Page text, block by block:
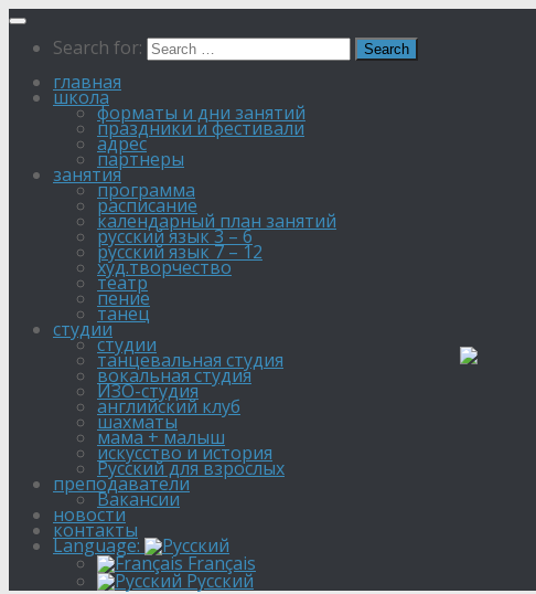
Search for:
главная
школа
форматы и дни занятий
праздники и фестивали
адрес
партнеры
занятия
программа
расписание
календарный план занятий
русский язык 3 – 6
русский язык 7 – 12
xуд.творчество
театр
пение
танец
студии
студии
танцевальная студия
вокальная студия
ИЗО-студия
английский клуб
шахматы
мама + малыш
искусство и история
Русский для взрослых
преподаватели
Вакансии
новости
контакты
Language:
Français
Русский